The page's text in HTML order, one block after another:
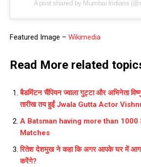
A post shared by Mumbai Indians
Featured Image – Wikimedia
Read More related
बैडमिंटन चैंपियन ज्वाला गुट्टा और अभिनेता
तारीख तय हुईं Jwala Gutta Actor
A Batsman having more than 1000
Matches
रितेश देशमुख ने कहा कि अगर आपके घर में आग
करेंगे?